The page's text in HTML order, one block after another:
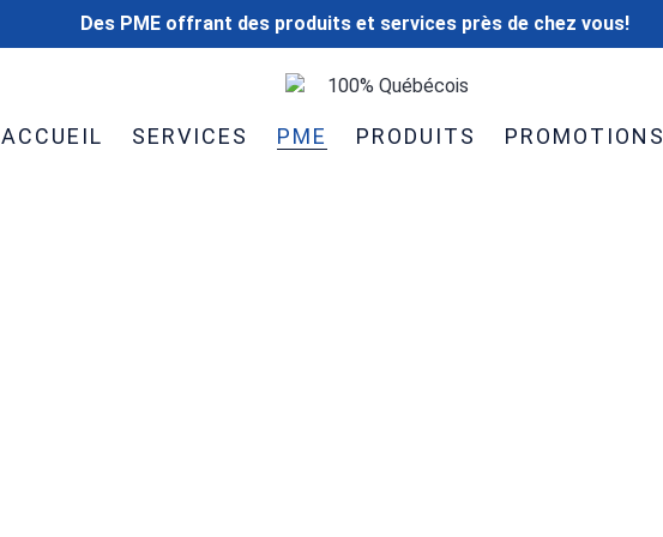
Des PME offrant des produits et services près de chez vous!
100% Québécois
ACCUEIL SERVICES PME PRODUITS PROMOTIONS